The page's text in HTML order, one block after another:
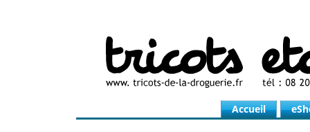
Accueil